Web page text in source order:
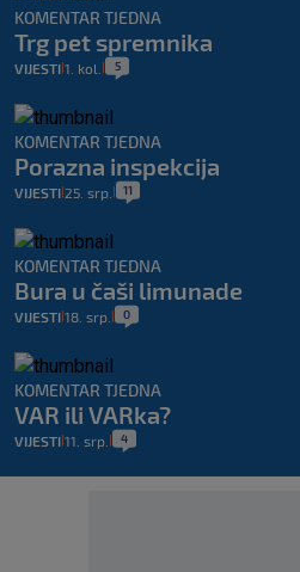
KOMENTAR TJEDNA
Trg pet spremnika
VIJESTI 1. kol. 5
KOMENTAR TJEDNA
Porazna inspekcija
VIJESTI 25. srp. 11
KOMENTAR TJEDNA
Bura u čaši limunade
VIJESTI 18. srp. 0
KOMENTAR TJEDNA
VAR ili VARka?
VIJESTI 11. srp. 4